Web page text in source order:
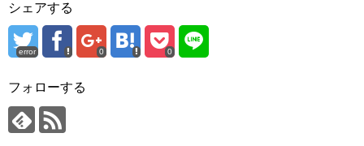
シェアする
error 0 0
フォローする